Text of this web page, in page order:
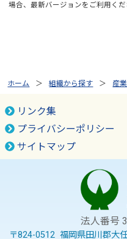
場合、最新バージョンをご利用くだ
ホーム 組織から探す 産
リンク集
プライバシーポリシー
サイトマップ
法人番号
〒824-0512 福岡県田川郡大